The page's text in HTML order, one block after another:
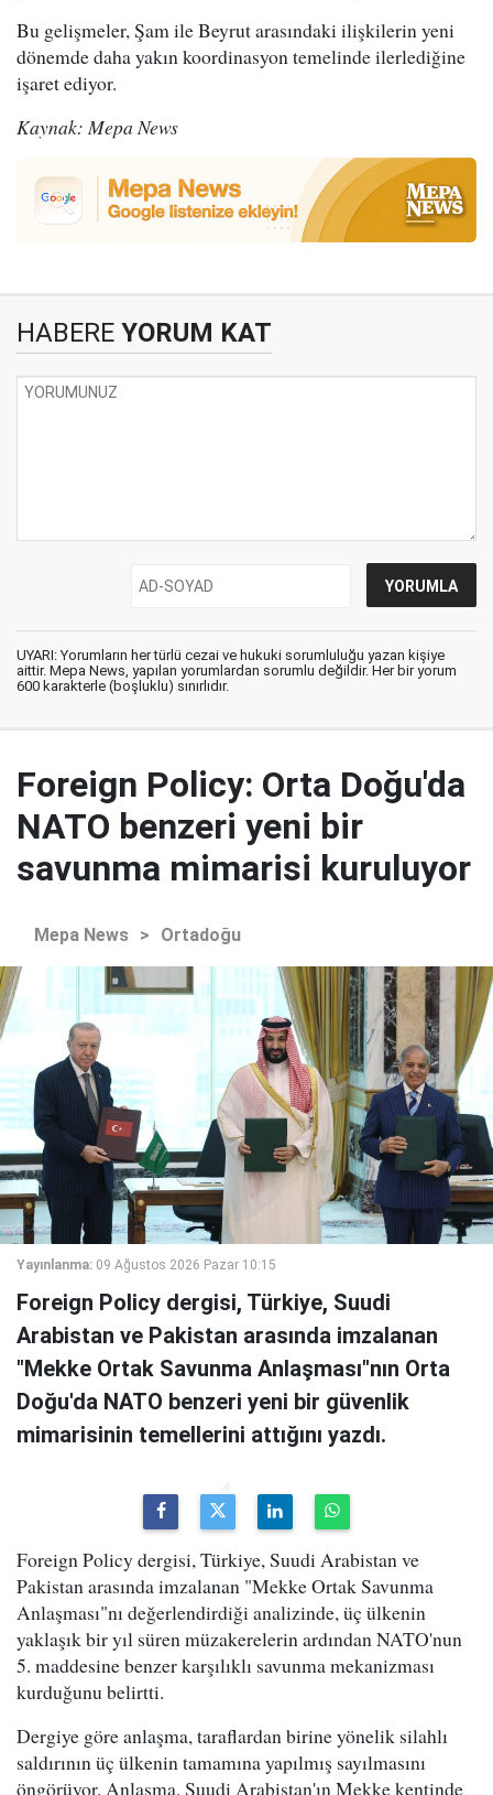
Bu gelişmeler, Şam ile Beyrut arasındaki ilişkilerin yeni
dönemde daha yakın koordinasyon temelinde ilerlediğine
işaret ediyor.
Kaynak: Mepa News
HABERE YORUM KAT
UYARI: Yorumların her türlü cezai ve hukuki sorumluluğu yazan kişiye
aittir. Mepa News, yapılan yorumlardan sorumlu değildir. Her bir yorum
600 karakterle (boşluklu) sınırlıdır.
Foreign Policy: Orta Doğu'da
NATO benzeri yeni bir
savunma mimarisi kuruluyor
Mepa News > Ortadoğu
Yayınlanma: 09 Ağustos 2026 Pazar 10:15
Foreign Policy dergisi, Türkiye, Suudi
Arabistan ve Pakistan arasında imzalanan
"Mekke Ortak Savunma Anlaşması"nın Orta
Doğu'da NATO benzeri yeni bir güvenlik
mimarisinin temellerini attığını yazdı.
Foreign Policy dergisi, Türkiye, Suudi Arabistan ve
Pakistan arasında imzalanan "Mekke Ortak Savunma
Anlaşması"nı değerlendirdiği analizinde, üç ülkenin
yaklaşık bir yıl süren müzakerelerin ardından NATO'nun
5. maddesine benzer karşılıklı savunma mekanizması
kurduğunu belirtti.
Dergiye göre anlaşma, taraflardan birine yönelik silahlı
saldırının üç ülkenin tamamına yapılmış sayılmasını
öngörüyor. Anlaşma, Suudi Arabistan'ın Mekke kentinde